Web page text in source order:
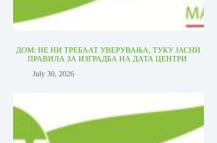
ДОМ: НЕ НИ ТРЕБААТ УВЕРУВАЊА, ТУКУ ЈАСНИ
ПРАВИЛА ЗА ИЗГРАДБА НА ДАТА ЦЕНТРИ
July 30, 2026